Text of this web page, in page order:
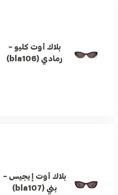
بلاك أوت كليو –
رمادي (bla106)
بلاك أوت إيجيس –
بني (bla107)